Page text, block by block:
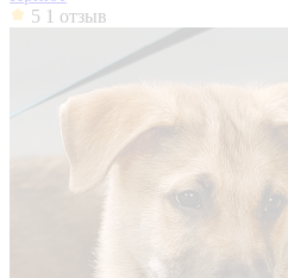
5 1 отзыв